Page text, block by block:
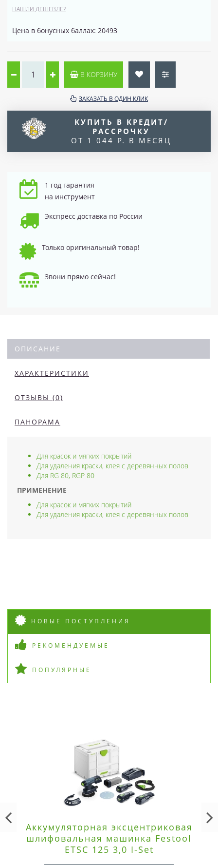
НАШЛИ ДЕШЕВЛЕ?
Цена в бонусных баллах: 20493
В КОРЗИНУ
ЗАКАЗАТЬ В ОДИН КЛИК
КУПИТЬ В КРЕДИТ/
РАССРОЧКУ
ОТ 1 044 Р. В МЕСЯЦ
1 год гарантия
на инструмент
Экспресс доставка по России
Только оригинальный товар!
Звони прямо сейчас!
ОПИСАНИЕ
ХАРАКТЕРИСТИКИ
ОТЗЫВЫ (0)
ПАНОРАМА
Для красок и мягких покрытий
Для удаления краски, клея с деревянных полов
Для RG 80, RGP 80
ПРИМЕНЕНИЕ
Для красок и мягких покрытий
Для удаления краски, клея с деревянных полов
НОВЫЕ ПОСТУПЛЕНИЯ
РЕКОМЕНДУЕМЫЕ
ПОПУЛЯРНЫЕ
Аккумуляторная эксцентриковая
шлифовальная машинка Festool
ETSC 125 3,0 I-Set